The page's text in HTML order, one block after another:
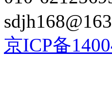
京ICP备